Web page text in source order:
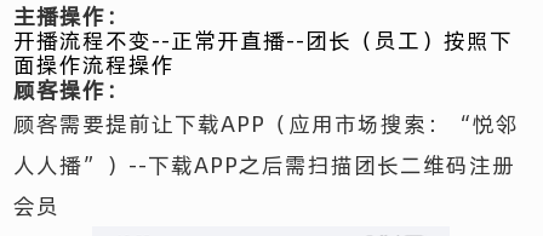
主播操作：
开播流程不变--正常开直播--团长（员工）按照下
面操作流程操作
顾客操作：
顾客需要提前让下载APP（应用市场搜索：“悦邻
人人播”）--下载APP之后需扫描团长二维码注册
会员